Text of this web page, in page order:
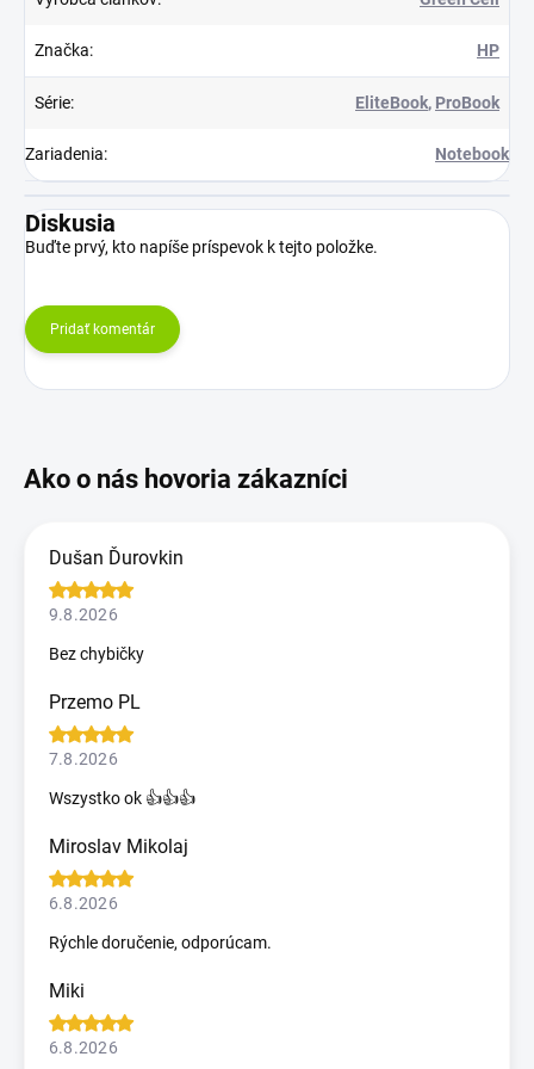
Značka: HP
Série: EliteBook, ProBook
Zariadenia: Notebook
Diskusia
Buďte prvý, kto napíše príspevok k tejto položke.
Pridať komentár
Dušan Ďurovkin
9.8.2026
Bez chybičky
Przemo PL
7.8.2026
Wszystko ok 👍👍👍
Miroslav Mikolaj
6.8.2026
Rýchle doručenie, odporúcam.
Miki
6.8.2026